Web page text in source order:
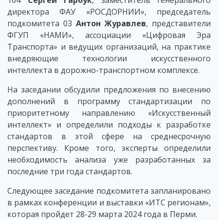
директора ФАУ «РОСДОРНИИ», председатель
подкомитета 03 Антон Журавлев, представители
ФГУП «НАМИ», ассоциации «Цифровая Эра
Транспорта» и ведущих организаций, на практике
внедряющие технологии искусственного
интеллекта в дорожно-транспортном комплексе.
На заседании обсудили предложения по внесению
дополнений в программу стандартизации по
приоритетному направлению «Искусственный
интеллект» и определили подходы к разработке
стандартов в этой сфере на среднесрочную
перспективу. Кроме того, эксперты определили
необходимость анализа уже разработанных за
последние три года стандартов.
Следующее заседание подкомитета запланировано
в рамках конференции и выставки «ИТС регионам»,
которая пройдет 28-29 марта 2024 года в Перми.